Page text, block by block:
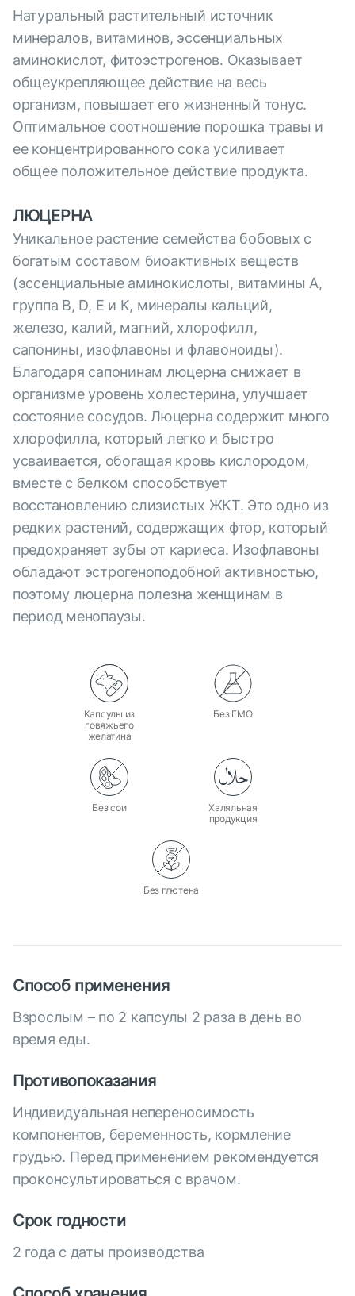
Натуральный растительный источник
минералов, витаминов, эссенциальных
аминокислот, фитоэстрогенов. Оказывает
общеукрепляющее действие на весь
организм, повышает его жизненный тонус.
Оптимальное соотношение порошка травы и
ее концентрированного сока усиливает
общее положительное действие продукта.
ЛЮЦЕРНА
Уникальное растение семейства бобовых с
богатым составом биоактивных веществ
(эссенциальные аминокислоты, витамины А,
группа В, D, E и К, минералы кальций,
железо, калий, магний, хлорофилл,
сапонины, изофлавоны и флавоноиды).
Благодаря сапонинам люцерна снижает в
организме уровень холестерина, улучшает
состояние сосудов. Люцерна содержит много
хлорофилла, который легко и быстро
усваивается, обогащая кровь кислородом,
вместе с белком способствует
восстановлению слизистых ЖКТ. Это одно из
редких растений, содержащих фтор, который
предохраняет зубы от кариеса. Изофлавоны
обладают эстрогеноподобной активностью,
поэтому люцерна полезна женщинам в
период менопаузы.
Капсулы из
говяжьего
желатина
Без ГМО
Без сои
Халяльная
продукция
Без глютена
Способ применения
Взрослым – по 2 капсулы 2 раза в день во
время еды.
Противопоказания
Индивидуальная непереносимость
компонентов, беременность, кормление
грудью. Перед применением рекомендуется
проконсультироваться с врачом.
Срок годности
2 года с даты производства